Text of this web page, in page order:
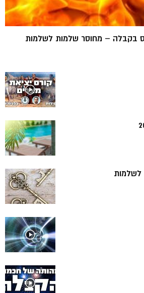
בקבלה – מחוסר שלמות לשלמות